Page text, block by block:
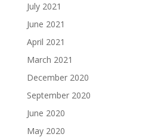
July 2021
June 2021
April 2021
March 2021
December 2020
September 2020
June 2020
May 2020